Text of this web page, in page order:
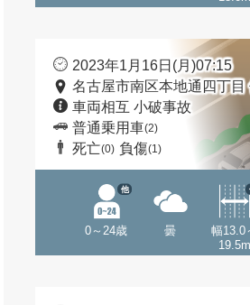
2023年1月16日(月)07:15
名古屋市南区本地通四丁目
車両相互 小破事故
普通乗用車(2)
死亡(0) 負傷(1)
0～24歳
他
曇
幅13.0
19.5m